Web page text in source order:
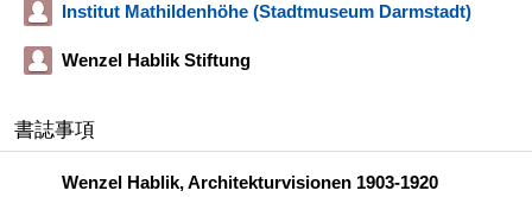
Institut Mathildenhöhe (Stadtmuseum Darmstadt)
Wenzel Hablik Stiftung
書誌事項
Wenzel Hablik, Architekturvisionen 1903-1920